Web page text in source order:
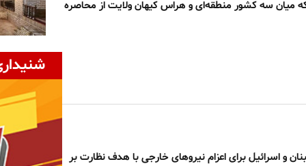
میان سه کشور منطقه‌ای و هراس کیهان ولایت از محاصره
و اسرائیل برای اعزام نیروهای خارجی با هدف نظارت بر